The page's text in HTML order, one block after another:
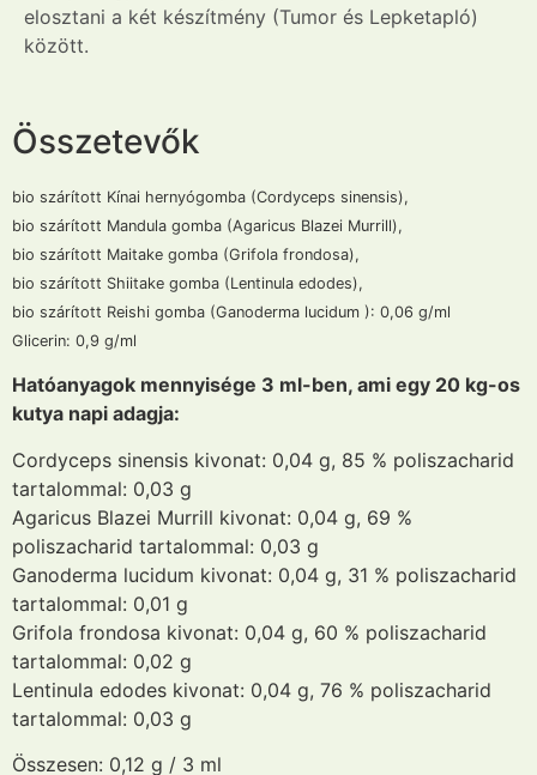
elosztani a két készítmény (Tumor és Lepketapló)
között.
Összetevők
bio szárított Kínai hernyógomba (Cordyceps sinensis),
bio szárított Mandula gomba (Agaricus Blazei Murrill),
bio szárított Maitake gomba (Grifola frondosa),
bio szárított Shiitake gomba (Lentinula edodes),
bio szárított Reishi gomba (Ganoderma lucidum ): 0,06 g/ml
Glicerin: 0,9 g/ml
Hatóanyagok mennyisége 3 ml-ben, ami egy 20 kg-os
kutya napi adagja:
Cordyceps sinensis kivonat: 0,04 g, 85 % poliszacharid
tartalommal: 0,03 g
Agaricus Blazei Murrill kivonat: 0,04 g, 69 %
poliszacharid tartalommal: 0,03 g
Ganoderma lucidum kivonat: 0,04 g, 31 % poliszacharid
tartalommal: 0,01 g
Grifola frondosa kivonat: 0,04 g, 60 % poliszacharid
tartalommal: 0,02 g
Lentinula edodes kivonat: 0,04 g, 76 % poliszacharid
tartalommal: 0,03 g
Összesen: 0,12 g / 3 ml